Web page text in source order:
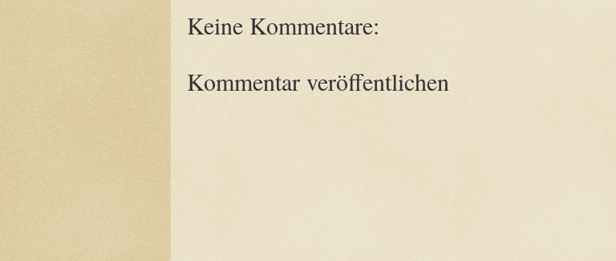
Keine Kommentare:
Kommentar veröffentlichen